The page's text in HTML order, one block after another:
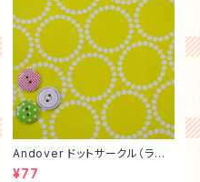
Andover ドットサークル（ライ
ム）
¥77